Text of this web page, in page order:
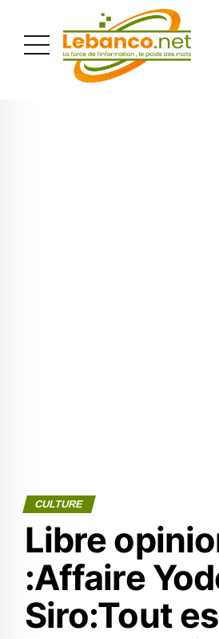
CULTURE
Libre
:Affaire
Siro:Tout